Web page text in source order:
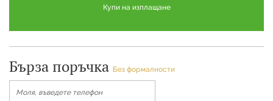
Купи на изплащане
Бърза поръчка Без формалности